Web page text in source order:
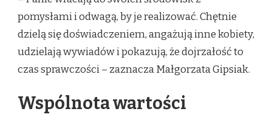
pomysłami i odwagą, by je realizować. Chętnie
dzielą się doświadczeniem, angażują inne kobiety,
udzielają wywiadów i pokazują, że dojrzałość to
czas sprawczości – zaznacza Małgorzata Gipsiak.
Wspólnota wartości